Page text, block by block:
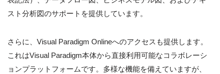
スト分析図のサポートを提供しています。
さらに、Visual Paradigm Onlineへのアクセスも提供します。
これはVisual Paradigm本体から直接利用可能なコラボレーシ
ョンプラットフォームです。多様な機能を備えていますが、